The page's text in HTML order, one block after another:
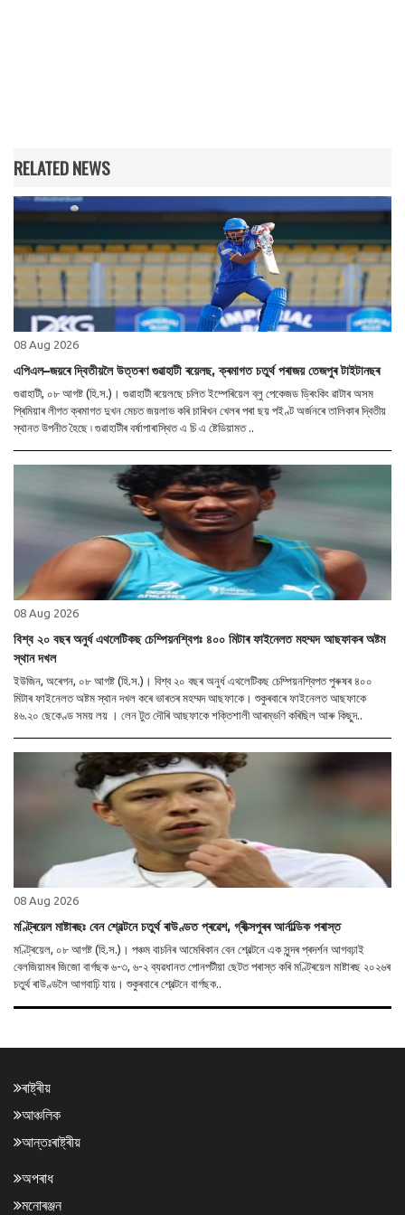
RELATED NEWS
08 Aug 2026
এপিএল–জয়ৰে দ্বিতীয়লৈ উত্তৰণ গুৱাহাটী ৰয়েলছ, ক্ৰমাগত চতুৰ্থ পৰাজয় তেজপুৰ টাইটানছৰ
গুৱাহাটী, ০৮ আগষ্ট (হি.স.)। গুৱাহাটী ৰয়েলছে চলিত ইম্পেৰিয়েল ব্লু পেকেজড ড্ৰিংকিং ৱাটাৰ অসম
প্ৰিমিয়াৰ লীগত ক্ৰমাগত দুখন মেচত জয়লাভ কৰি চাৰিখন খেলৰ পৰা ছয় পইণ্ট অৰ্জনৰে তালিকাৰ দ্বিতীয়
স্থানত উপনীত হৈছে ৷ গুৱাহাটীৰ বৰ্ষাপাৰাস্থিত এ চি এ ষ্টেডিয়ামত ..
08 Aug 2026
বিশ্ব ২০ বছৰ অনুৰ্ধ এথলেটিকছ চেম্পিয়নশ্বিপঃ ৪০০ মিটাৰ ফাইনেলত মহম্মদ আছফাকৰ অষ্টম
স্থান দখল
ইউজিন, অৰেগন, ০৮ আগষ্ট (হি.স.)। বিশ্ব ২০ বছৰ অনুৰ্ধ এথলেটিকছ চেম্পিয়নশ্বিপত পুৰুষৰ ৪০০
মিটাৰ ফাইনেলত অষ্টম স্থান দখল কৰে ভাৰতৰ মহম্মদ আছফাকে। শুকুৰবাৰে ফাইনেলত আছফাকে
৪৬.২০ ছেকেণ্ড সময় লয় । লেন টুত দৌৰি আছফাকে শক্তিশালী আৰম্ভণি কৰিছিল আৰু কিছুদ..
08 Aug 2026
মণ্ট্ৰিয়েল মাষ্টাৰছঃ বেন শ্বেল্টনে চতুৰ্থ ৰাউণ্ডত প্ৰৱেশ, গ্ৰীক্সপুৰৰ আৰ্নাল্ডিক পৰাস্ত
মণ্ট্ৰিয়েল, ০৮ আগষ্ট (হি.স.)। পঞ্চম বাচনিৰ আমেৰিকান বেন শ্বেল্টনে এক সুন্দৰ প্ৰদৰ্শন আগবঢ়াই
বেলজিয়ামৰ জিজো বাৰ্গছক ৬-৩, ৬-২ ব্যৱধানত পোনপটীয়া ছেটত পৰাস্ত কৰি মণ্ট্ৰিয়েল মাষ্টাৰছ ২০২৬ৰ
চতুৰ্থ ৰাউণ্ডলৈ আগবাঢ়ি যায়। শুকুৰবাৰে শ্বেল্টনে বাৰ্গছক..
ৰাষ্ট্ৰীয়
আঞ্চলিক
আন্তঃৰাষ্ট্ৰীয়
অপৰাধ
মনোৰঞ্জন